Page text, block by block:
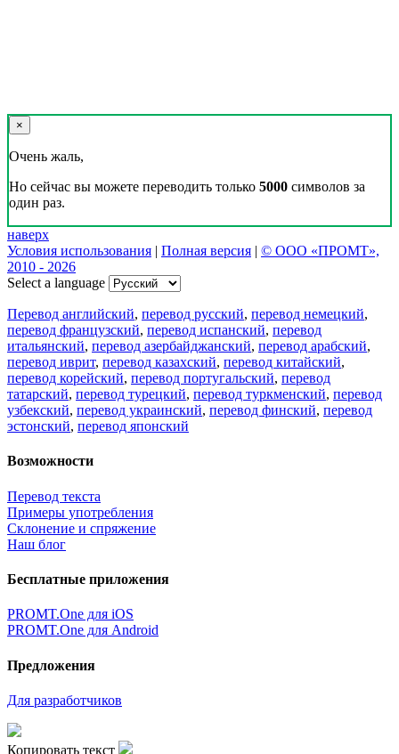
×
Очень жаль,
Но сейчас вы можете переводить только 5000 символов за
один раз.
наверх
Условия использования | Полная версия | © ООО «ПРОМТ»,
2010 - 2026
Select a language
Перевод английский, перевод русский, перевод немецкий,
перевод французский, перевод испанский, перевод
итальянский, перевод азербайджанский, перевод арабский,
перевод иврит, перевод казахский, перевод китайский,
перевод корейский, перевод португальский, перевод
татарский, перевод турецкий, перевод туркменский, перевод
узбекский, перевод украинский, перевод финский, перевод
эстонский, перевод японский
Возможности
Перевод текста
Примеры употребления
Склонение и спряжение
Наш блог
Бесплатные приложения
PROMT.One для iOS
PROMT.One для Android
Предложения
Для разработчиков
Копировать текст